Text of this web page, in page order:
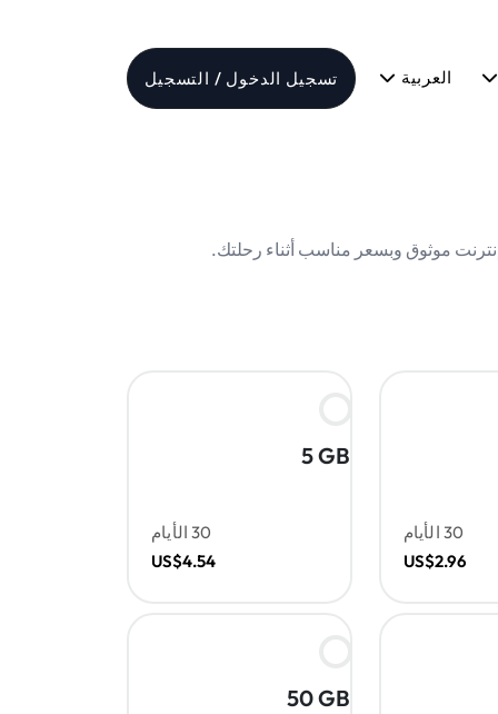
العربية تسجيل الدخول / التسجيل
30 الأيام
US$2.96
5 GB
30 الأيام
US$4.54
50 GB